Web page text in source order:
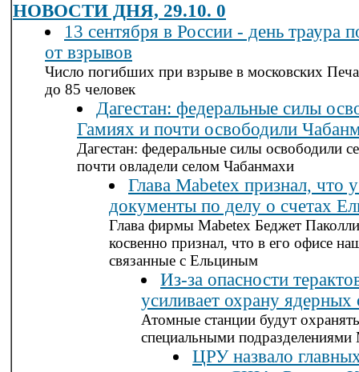
НОВОСТИ ДНЯ, 29.10. 0
13 сентября в России - день траура
от взрывов
Число погибших при взрыве в московских
до 85 человек
Дагестан: федеральные силы
Гамиях и почти освободили
Дагестан: федеральные силы освободили
почти овладели селом Чабанмахи
Глава Mabetex признал, что
документы по делу о счетах
Глава фирмы Mabetex Беджет
косвенно признал, что в его офисе
связанные с Ельциным
Из-за опасности
усиливает охрану ядерных
Атомные станции будут
специальными
ЦРУ назвало